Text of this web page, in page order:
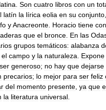
latina Son cuatro libros con un
latín la lírica eolia en su conjunto
yAnacreonte Horacio tiene
que el bronce En las
grupos temáticos: alabanza
el campo y la naturaleza Expone
ser generoso; no hay que dejarse
precarios; lo mejor para ser feliz
del momento presente ya que
la literatura universal